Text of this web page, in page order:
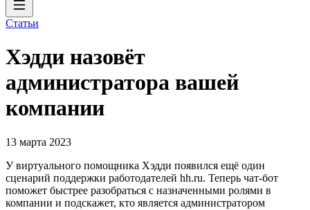
Статьи
Хэдди назовёт
администратора вашей
компании
13 марта 2023
У виртуального помощника Хэдди появился ещё один
сценарий поддержки работодателей hh.ru. Теперь чат-бот
поможет быстрее разобраться с назначенными ролями в
компании и подскажет, кто является администратором